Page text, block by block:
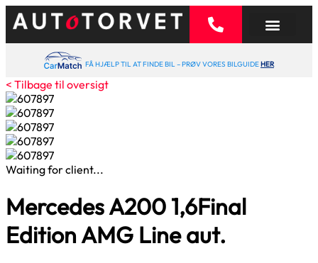
FÅ HJÆLP TIL AT FINDE BIL – PRØV VORES BILGUIDEHER
< Tilbage til oversigt
Waiting for client...
Mercedes A200 1,6Final
Edition AMG Line aut.